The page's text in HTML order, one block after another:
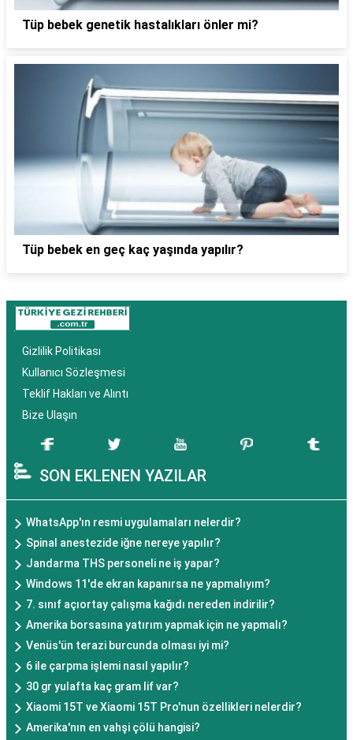
Tüp bebek genetik hastalıkları önler mi?
Tüp bebek en geç kaç yaşında yapılır?
Gizlilik Politikası
Kullanıcı Sözleşmesi
Teklif Hakları ve Alıntı
Bize Ulaşın
SON EKLENEN YAZILAR
WhatsApp'ın resmi uygulamaları nelerdir?
Spinal anestezide iğne nereye yapılır?
Jandarma THS personeli ne iş yapar?
Windows 11'de ekran kapanırsa ne yapmalıyım?
7. sınıf açıortay çalışma kağıdı nereden indirilir?
Amerika borsasına yatırım yapmak için ne yapmalı?
Venüs'ün terazi burcunda olması iyi mi?
6 ile çarpma işlemi nasıl yapılır?
30 gr yulafta kaç gram lif var?
Xiaomi 15T ve Xiaomi 15T Pro'nun özellikleri nelerdir?
Amerika'nın en vahşi çölü hangisi?